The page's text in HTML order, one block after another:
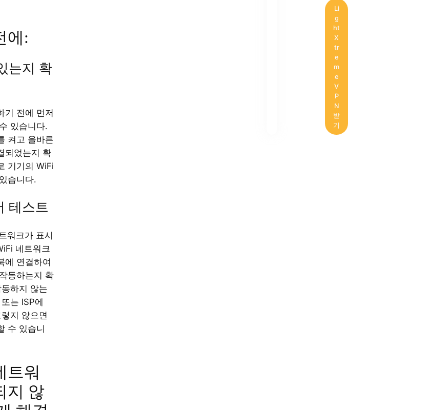
에:
는지 확
기 전에 먼저
있습니다.
켜고 올바른
되었는지 확
기기의 WiFi
습니다.
테스트
워크가 표시
네트워크
에 연결하여
동하는지 확
하지 않는
는 ISP에
지 않으면
수 있습니
트워
지 않
Li
g
ht
X
tr
e
m
e
V
P
N
받
기